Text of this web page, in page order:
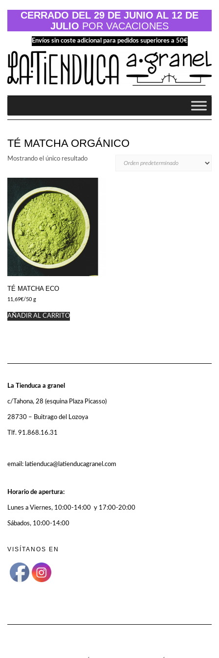
CERRADO DEL 29 DE JUNIO AL 12 DE
JULIO POR VACACIONES
Envíos sin coste adicional para pedidos superiores a 50€
TÉ MATCHA ORGÁNICO
Mostrando el único resultado
TÉ MATCHA ECO
11,69€/50 g
AÑADIR AL CARRITO
La Tienduca a granel
c/Tahona, 28 (esquina Plaza Picasso)
28730 – Buitrago del Lozoya
Tlf. 91.868.16.31
email: latienduca@latienducagranel.com
Horario de apertura:
Lunes a Viernes, 10:00-14:00 y 17:00-20:00
Sábados, 10:00-14:00
VISÍTANOS EN